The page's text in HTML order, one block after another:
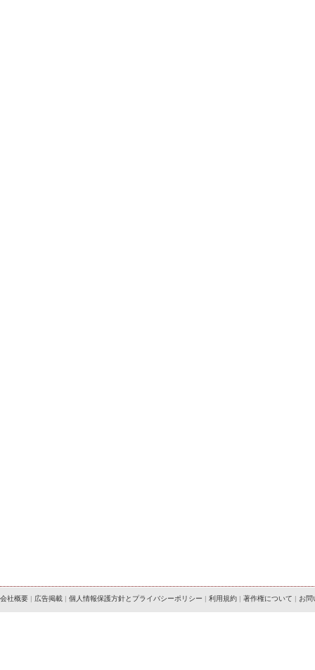
会社概要 | 広告掲載 | 個人情報保護方針とプライバシーポリシー | 利用規約 | 著作権について | お問